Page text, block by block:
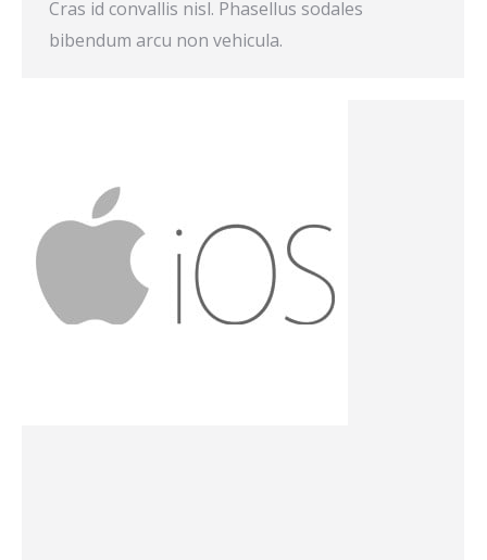
Cras id convallis nisl. Phasellus sodales
bibendum arcu non vehicula.